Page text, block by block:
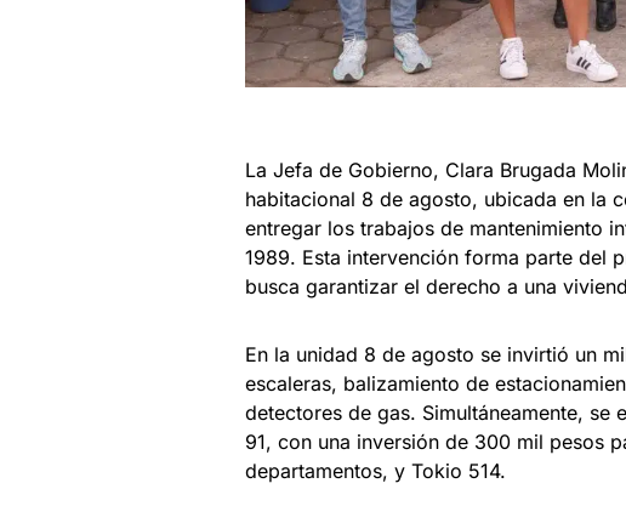
La Jefa de Gobierno, Clara Brugada
habitacional 8 de agosto, ubicada en la
entregar los trabajos de mantenimiento
1989. Esta intervención forma parte del
busca garantizar el derecho a una
En la unidad 8 de agosto se invirtió un
escaleras, balizamiento de
detectores de gas. Simultáneamente, se
91, con una inversión de 300 mil pesos
departamentos, y Tokio 514.